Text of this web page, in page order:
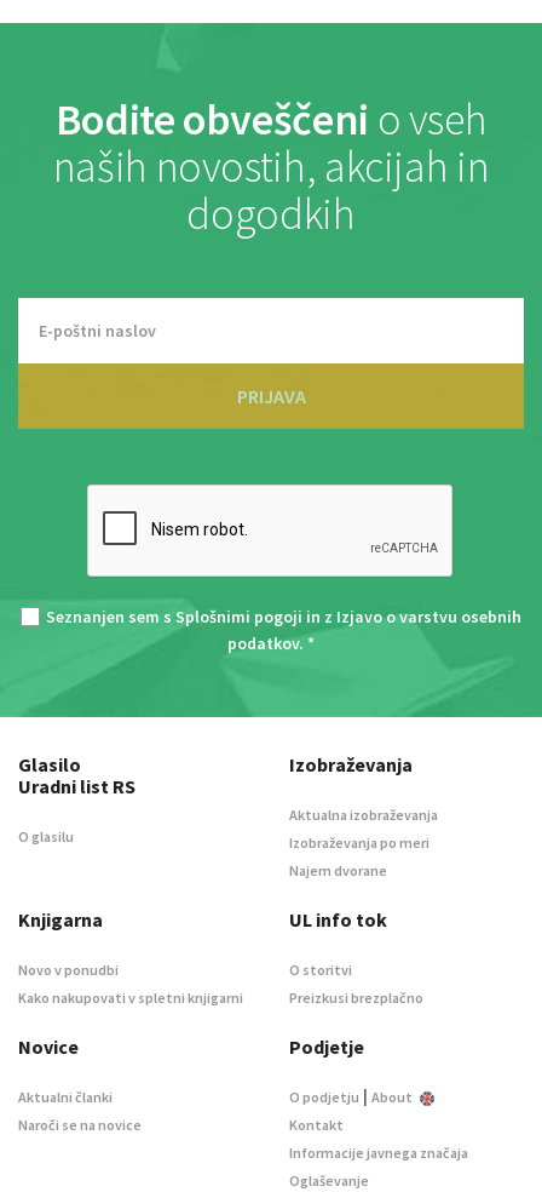
Bodite obveščeni o vseh
naših novostih, akcijah in
dogodkih
PRIJAVA
Seznanjen sem s Splošnimi pogoji in z Izjavo o varstvu osebnih
podatkov. *
Glasilo
Uradni list RS
O glasilu
Izobraževanja
Aktualna izobraževanja
Izobraževanja po meri
Najem dvorane
Knjigarna
Novo v ponudbi
Kako nakupovati v spletni knjigarni
UL info tok
O storitvi
Preizkusi brezplačno
Novice
Aktualni članki
Naroči se na novice
Podjetje
O podjetju | About
Kontakt
Informacije javnega značaja
Oglaševanje